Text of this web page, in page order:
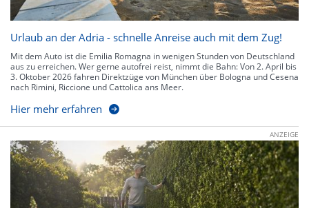
Urlaub an der Adria - schnelle Anreise auch mit dem Zug!
Mit dem Auto ist die Emilia Romagna in wenigen Stunden von Deutschland
aus zu erreichen. Wer gerne autofrei reist, nimmt die Bahn: Von 2. April bis
3. Oktober 2026 fahren Direktzüge von München über Bologna und Cesena
nach Rimini, Riccione und Cattolica ans Meer.
Hier mehr erfahren
ANZEIGE